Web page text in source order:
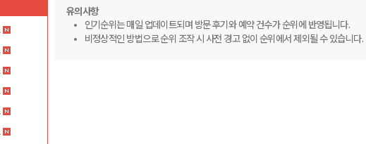
유의사항
인기순위는 매일 업데이트되며 방문 후기와 예약 건수가 순위에 반영됩니다.
비정상적인 방법으로 순위 조작 시 사전 경고 없이 순위에서 제외될 수 있습니다.